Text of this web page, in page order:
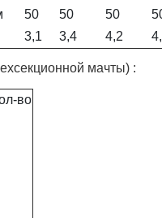
50 50 50
3,1 3,4 4,2
мачты) :
во